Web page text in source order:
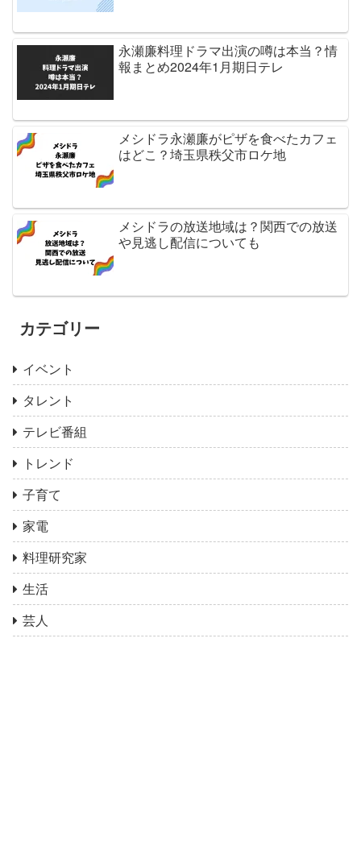
永瀬廉料理ドラマ出演の噂は本当？情
報まとめ2024年1月期日テレ
メシドラ永瀬廉がピザを食べたカフェ
はどこ？埼玉県秩父市ロケ地
メシドラの放送地域は？関西での放送
や見逃し配信についても
カテゴリー
イベント
タレント
テレビ番組
トレンド
子育て
家電
料理研究家
生活
芸人